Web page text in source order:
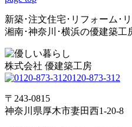
新築･注文住宅･リフォーム･
湘南･神奈川･横浜の優建築工
株式会社 優建築工房
0120-873-312
〒243-0815
神奈川県厚木市妻田西1-20-8